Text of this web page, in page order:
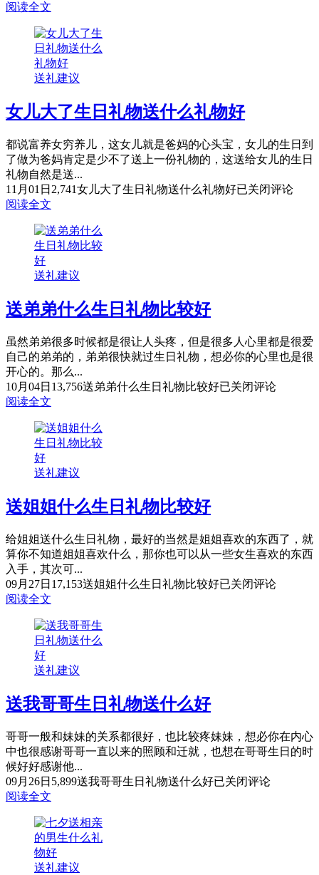
阅读全文
送礼建议
女儿大了生日礼物送什么礼物好
都说富养女穷养儿，这女儿就是爸妈的心头宝，女儿的生日到
了做为爸妈肯定是少不了送上一份礼物的，这送给女儿的生日
礼物自然是送...
11月01日 2,741女儿大了生日礼物送什么礼物好已关闭评论
阅读全文
送礼建议
送弟弟什么生日礼物比较好
虽然弟弟很多时候都是很让人头疼，但是很多人心里都是很爱
自己的弟弟的，弟弟很快就过生日礼物，想必你的心里也是很
开心的。那么...
10月04日 13,756送弟弟什么生日礼物比较好已关闭评论
阅读全文
送礼建议
送姐姐什么生日礼物比较好
给姐姐送什么生日礼物，最好的当然是姐姐喜欢的东西了，就
算你不知道姐姐喜欢什么，那你也可以从一些女生喜欢的东西
入手，其次可...
09月27日 17,153送姐姐什么生日礼物比较好已关闭评论
阅读全文
送礼建议
送我哥哥生日礼物送什么好
哥哥一般和妹妹的关系都很好，也比较疼妹妹，想必你在内心
中也很感谢哥哥一直以来的照顾和迁就，也想在哥哥生日的时
候好好感谢他...
09月26日 5,899送我哥哥生日礼物送什么好已关闭评论
阅读全文
送礼建议